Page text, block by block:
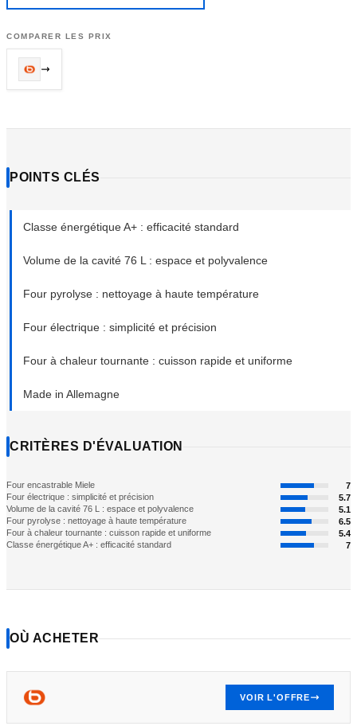
COMPARER LES PRIX
POINTS CLÉS
Classe énergétique A+ : efficacité standard
Volume de la cavité 76 L : espace et polyvalence
Four pyrolyse : nettoyage à haute température
Four électrique : simplicité et précision
Four à chaleur tournante : cuisson rapide et uniforme
Made in Allemagne
CRITÈRES D'ÉVALUATION
Four encastrable Miele
7
Four électrique : simplicité et précision
5.7
Volume de la cavité 76 L : espace et polyvalence
5.1
Four pyrolyse : nettoyage à haute température
6.5
Four à chaleur tournante : cuisson rapide et uniforme
5.4
Classe énergétique A+ : efficacité standard
7
OÙ ACHETER
VOIR L'OFFRE